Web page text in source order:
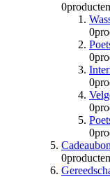
0
0
0
0
0
0
0